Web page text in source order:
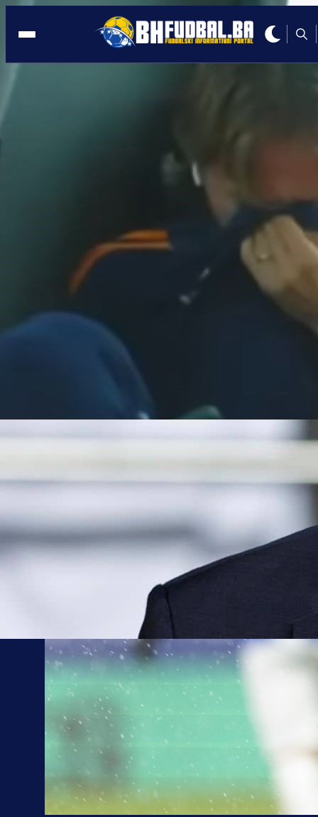
Alonso uništio san rođenom
da zaigra u vrhu napada Real Madrida
Redakcija
08:20, 25.06.2025